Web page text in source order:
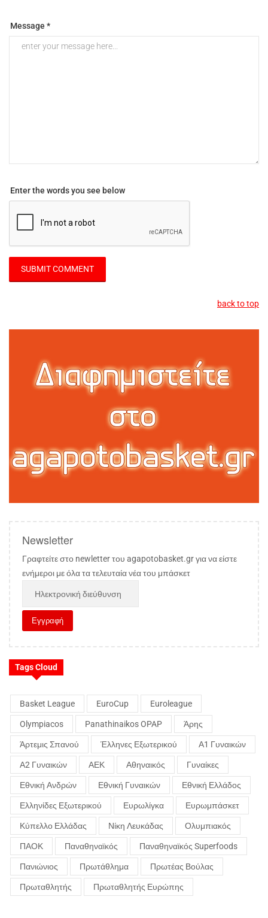
Message *
Enter the words you see below
back to top
Newsletter
Γραφτείτε στο newletter του agapotobasket.gr για να είστε
ενήμεροι με όλα τα τελευταία νέα του μπάσκετ
Tags Cloud
Basket League EuroCup Euroleague
Olympiacos Panathinaikos OPAP Άρης
Άρτεμις Σπανού Έλληνες Εξωτερικού Α1 Γυναικών
Α2 Γυναικών ΑΕΚ Αθηναικός Γυναίκες
Εθνική Ανδρών Εθνική Γυναικών Εθνική Ελλάδος
Ελληνίδες Εξωτερικού Ευρωλίγκα Ευρωμπάσκετ
Κύπελλο Ελλάδας Νίκη Λευκάδας Ολυμπιακός
ΠΑΟΚ Παναθηναϊκός Παναθηναϊκός Superfoods
Πανιώνιος Πρωτάθλημα Πρωτέας Βούλας
Πρωταθλητής Πρωταθλητής Ευρώπης